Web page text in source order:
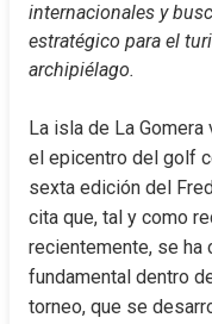
internacionales y
estratégico para el
archipiélago.
La isla de La
el epicentro del golf
sexta edición del
cita que, tal y como
recientemente, se ha
fundamental dentro
torneo, que se